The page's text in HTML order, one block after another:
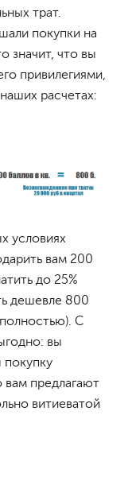
трат.
покупки на
значит, что вы
привилегиями,
расчетах:
условиях
вам 200
до 25%
дешевле 800
С
вы
покупку
вам предлагают
витиеватой